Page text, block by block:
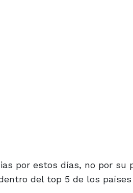
por estos días, no por su
del top 5 de los